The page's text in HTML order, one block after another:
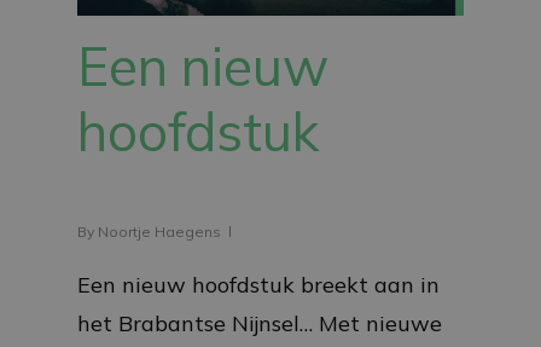
Een nieuw
hoofdstuk
By Noortje Haegens
Een nieuw hoofdstuk breekt aan in
het Brabantse Nijnsel… Met nieuwe